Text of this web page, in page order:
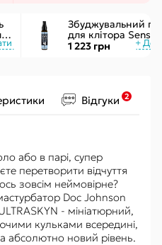
з
Збуджувальний
для клітора
ON for Her Arousal
Ice 29мл охолодж.
1 223 грн
Відгуки 2
або в парі, супер
перетворити відчуття
зовсім неймовірне?
Doc Johnson
- мініатюрний,
кульками всередині,
абсолютно новий рівень.